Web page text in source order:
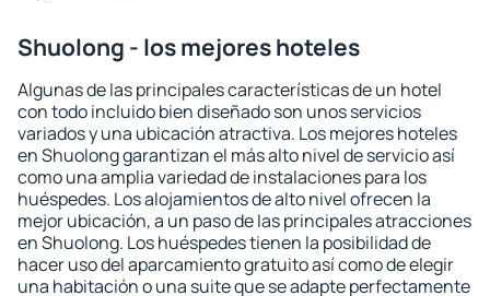
Shuolong - los mejores hoteles
Algunas de las principales características de un hotel
con todo incluido bien diseñado son unos servicios
variados y una ubicación atractiva. Los mejores hoteles
en Shuolong garantizan el más alto nivel de servicio así
como una amplia variedad de instalaciones para los
huéspedes. Los alojamientos de alto nivel ofrecen la
mejor ubicación, a un paso de las principales atracciones
en Shuolong. Los huéspedes tienen la posibilidad de
hacer uso del aparcamiento gratuito así como de elegir
una habitación o una suite que se adapte perfectamente